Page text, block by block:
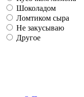
Шоколадом
Ломтиком сыра
Не закусываю
Другое